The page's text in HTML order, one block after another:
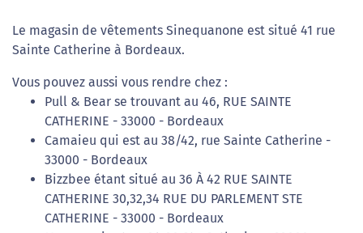
Le magasin de vêtements Sinequanone est situé 41 rue
Sainte Catherine à Bordeaux.
Vous pouvez aussi vous rendre chez :
Pull & Bear se trouvant au 46, RUE SAINTE
CATHERINE - 33000 - Bordeaux
Camaieu qui est au 38/42, rue Sainte Catherine -
33000 - Bordeaux
Bizzbee étant situé au 36 À 42 RUE SAINTE
CATHERINE 30,32,34 RUE DU PARLEMENT STE
CATHERINE - 33000 - Bordeaux